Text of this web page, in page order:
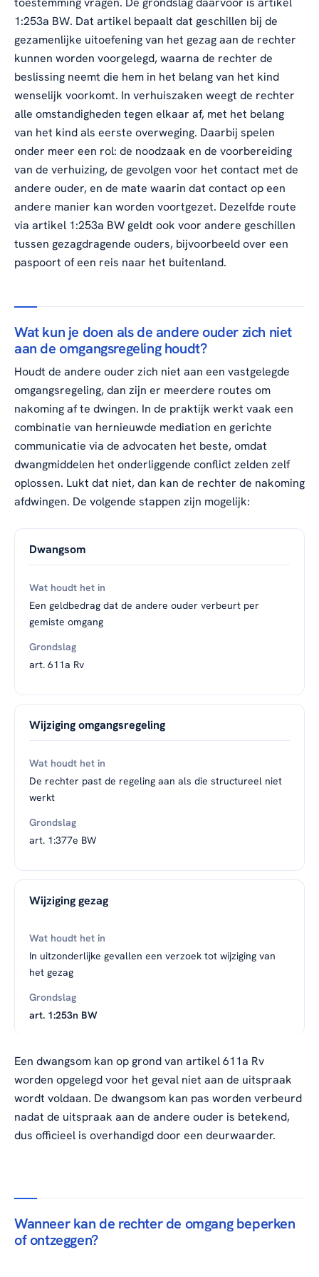
1:253a BW. Dat artikel bepaalt dat geschillen bij de
gezamenlijke uitoefening van het gezag aan de rechter
kunnen worden voorgelegd, waarna de rechter de
beslissing neemt die hem in het belang van het kind
wenselijk voorkomt. In verhuiszaken weegt de rechter
alle omstandigheden tegen elkaar af, met het belang
van het kind als eerste overweging. Daarbij spelen
onder meer een rol: de noodzaak en de voorbereiding
van de verhuizing, de gevolgen voor het contact met de
andere ouder, en de mate waarin dat contact op een
andere manier kan worden voortgezet. Dezelfde route
via artikel 1:253a BW geldt ook voor andere geschillen
tussen gezagdragende ouders, bijvoorbeeld over een
paspoort of een reis naar het buitenland.
Wat kun je doen als de andere ouder zich niet
aan de omgangsregeling houdt?
Houdt de andere ouder zich niet aan een vastgelegde
omgangsregeling, dan zijn er meerdere routes om
nakoming af te dwingen. In de praktijk werkt vaak een
combinatie van hernieuwde mediation en gerichte
communicatie via de advocaten het beste, omdat
dwangmiddelen het onderliggende conflict zelden zelf
oplossen. Lukt dat niet, dan kan de rechter de nakoming
afdwingen. De volgende stappen zijn mogelijk:
Dwangsom
Een geldbedrag dat de andere ouder verbeurt per
gemiste omgang
art. 611a Rv
Wijziging omgangsregeling
De rechter past de regeling aan als die structureel niet
werkt
art. 1:377e BW
Wijziging gezag
In uitzonderlijke gevallen een verzoek tot wijziging van
het gezag
art. 1:253n BW
Een dwangsom kan op grond van artikel 611a Rv
worden opgelegd voor het geval niet aan de uitspraak
wordt voldaan. De dwangsom kan pas worden verbeurd
nadat de uitspraak aan de andere ouder is betekend,
dus officieel is overhandigd door een deurwaarder.
Wanneer kan de rechter de omgang beperken
of ontzeggen?